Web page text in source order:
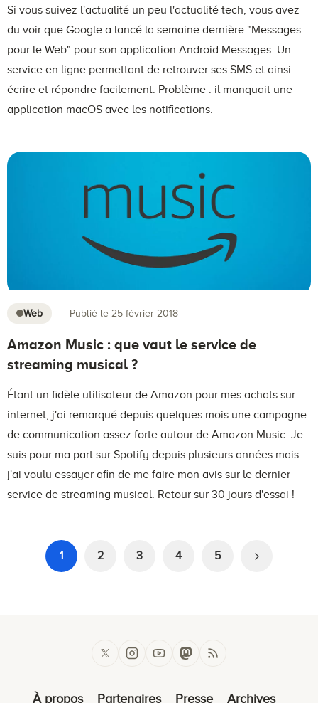
Si vous suivez l'actualité un peu l'actualité tech, vous avez
du voir que Google a lancé la semaine dernière "Messages
pour le Web" pour son application Android Messages. Un
service en ligne permettant de retrouver ses SMS et ainsi
écrire et répondre facilement. Problème : il manquait une
application macOS avec les notifications.
Web Publié le 25 février 2018
Amazon Music : que vaut le service de
streaming musical ?
Étant un fidèle utilisateur de Amazon pour mes achats sur
internet, j'ai remarqué depuis quelques mois une campagne
de communication assez forte autour de Amazon Music. Je
suis pour ma part sur Spotify depuis plusieurs années mais
j'ai voulu essayer afin de me faire mon avis sur le dernier
service de streaming musical. Retour sur 30 jours d'essai !
1 2 3 4 5
À propos Partenaires Presse Archives